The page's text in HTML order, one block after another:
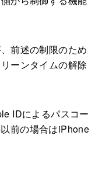
前述の制限のため
ーンタイムの解除
IDによるパスコー
前の場合はiPhone